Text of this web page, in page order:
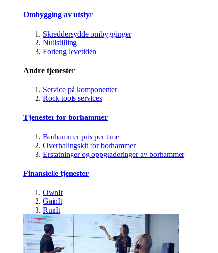
Ombygging av utstyr
Skreddersydde ombygginger
Nullstilling
Forleng levetiden
Andre tjenester
Service på komponenter
Rock tools services
Tjenester for borhammer
Borhammer pris per time
Overhalingskit for borhammer
Erstatninger og oppgraderinger av borhammer
Finansielle tjenester
OwnIt
GainIt
RunIt